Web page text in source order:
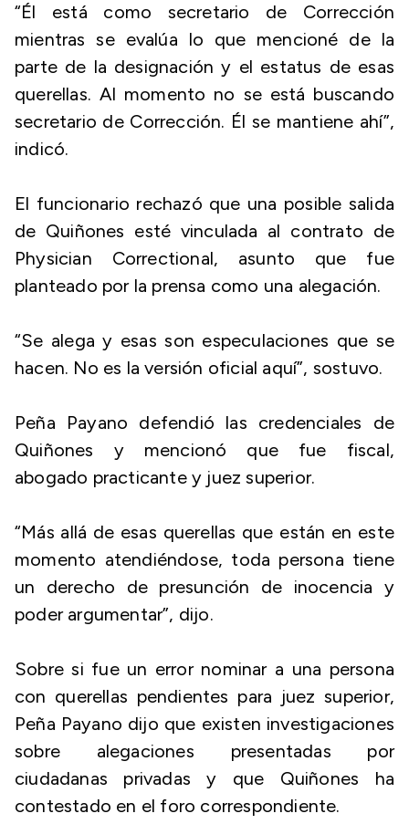
“Él está como secretario de Corrección
mientras se evalúa lo que mencioné de la
parte de la designación y el estatus de esas
querellas. Al momento no se está buscando
secretario de Corrección. Él se mantiene ahí”,
indicó.
El funcionario rechazó que una posible salida
de Quiñones esté vinculada al contrato de
Physician Correctional, asunto que fue
planteado por la prensa como una alegación.
“Se alega y esas son especulaciones que se
hacen. No es la versión oficial aquí”, sostuvo.
Peña Payano defendió las credenciales de
Quiñones y mencionó que fue fiscal,
abogado practicante y juez superior.
“Más allá de esas querellas que están en este
momento atendiéndose, toda persona tiene
un derecho de presunción de inocencia y
poder argumentar”, dijo.
Sobre si fue un error nominar a una persona
con querellas pendientes para juez superior,
Peña Payano dijo que existen investigaciones
sobre alegaciones presentadas por
ciudadanas privadas y que Quiñones ha
contestado en el foro correspondiente.